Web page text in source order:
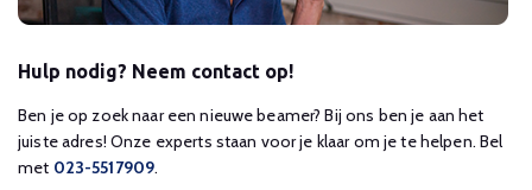
Hulp nodig? Neem contact op!
Ben je op zoek naar een nieuwe beamer? Bij ons ben je aan het
juiste adres! Onze experts staan voor je klaar om je te helpen. Bel
met 023-5517909.